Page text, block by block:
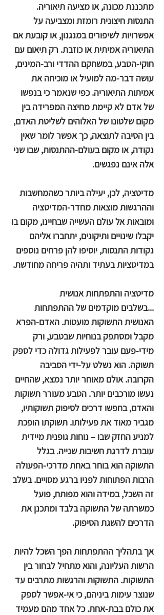
מתכננת מכונה, או מציעה תיאוריה.
התנסות חיצונית רומזת ומצביעה על
אפשרויות לשיפורים במנגנון, או קובעת אם
התיאוריה אמיתית או כוזבת. רק תיאום עם
חוקי-הטבע, במשחקם ההדדי ורב-המינים,
עושה דבר-מה למועיל או מוכיחה את
אמיתות התיאוריה. כפי שנאמר כי בנפשו
של אדם לא קיימת מחיצה המפרידה בין
מקום שלטונו של האלוהים לשליטת האדם,
בין הסיבה לתוצאה, כך אפשר לומר שאין
נקודה, או מקום בעולם-ההתנסות, שבו שני
אלה אינם נפגשים.
מדיטציה, לכן, יעילה ביותר כשהמחשבות
וההרגשות מוצאות מחדר-המדיטציה
ומובאות אל עולם העשייה שבחיינו, מקום בו
יקבלו שינויים ותיקונים, יתחברו אליהם
נקודות התנסות, יוסיפו להן פרחים נוספים
במדיטציות בעתיד ותהיה פריחה מחודשת.
מדיטציה והתפתחות אנושית
...בשלבים מוקדמים של ההתפתחות
האנושית התשוקות מועטות. האדם-הפרא
מקבל ומסתפק בנוחיות שבטבע, ורק
מידי-פעם עובר לפעילות גדולה כדי לספק
תשוקה. הוא נשלט על-ידי הסביבה
הקרובה. אולם מאוחר יותר נמצא, שהחיים
נעשו מורכבים יותר. הטבע מעורר תשוקות
והאדם, בחפשו דרכים לסיפוק תשוקותיו,
מגביר מאוד את פעילותו. תשוקתו הופכת
למניע החזק שבו – נוחות גופנית מיידית
עוברת לדרגת חשיבות שנייה. בגלל
התשוקה הוא בוחר באחת מדרכי-הפעולה
הרבות הפתוחות לפניו ברגע מסויים. בשלב
זה השכל, במידה והוא מפותח, פועל
כמשרתה של התשוקה בלבד ומתכנן את
הדרכים להשגת הסיפוק.
אך בתהליך ההתפתחות הפך השכל להיות
הרשות העליונה, והוא מתחיל לבחור בין
התשוקות. התשוקות והרגשות מתרבים עד
שנוצר עימות ביניהם, כי אי-אפשר לספק
את כולם בבת-אחת. כל אחד מהם מעמיד